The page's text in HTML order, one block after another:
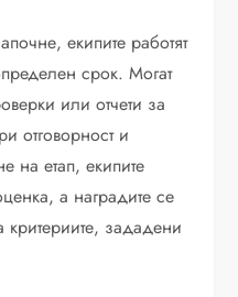
екипите работят
срок. Могат
или отчети за
отговорност и
на етап, екипите
а наградите се
критериите, зададени